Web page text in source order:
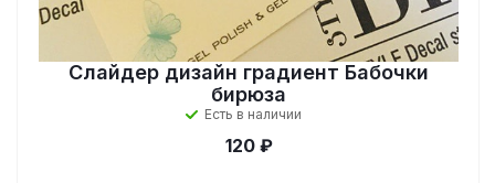
Слайдер дизайн градиент Бабочки
бирюза
Есть в наличии
120 ₽